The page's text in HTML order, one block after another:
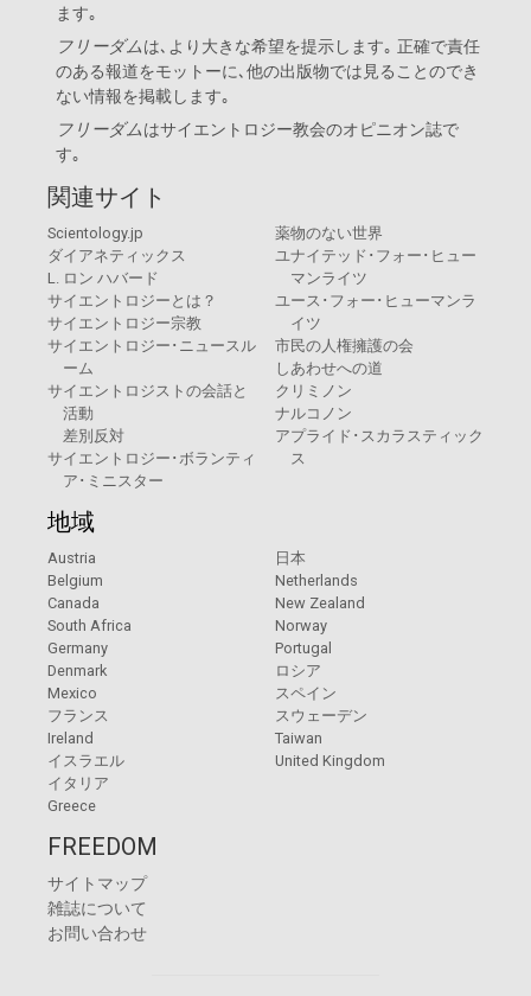
ます｡
フリーダムは､より大きな希望を提示します｡ 正確で責任
のある報道をモットーに､他の出版物では見ることのでき
ない情報を掲載します｡
フリーダムはサイエントロジー教会のオピニオン誌で
す｡
関連サイト
Scientology.jp
ダイアネティックス
L. ロン ハバード
サイエントロジーとは？
サイエントロジー宗教
サイエントロジー･ニュースル
ーム
サイエントロジストの会話と
活動
差別反対
サイエントロジー･ボランティ
ア･ミニスター
薬物のない世界
ユナイテッド･フォー･ヒュー
マンライツ
ユース･フォー･ヒューマンラ
イツ
市民の人権擁護の会
しあわせへの道
クリミノン
ナルコノン
アプライド･スカラスティック
ス
地域
Austria
Belgium
Canada
South Africa
Germany
Denmark
Mexico
フランス
Ireland
イスラエル
イタリア
Greece
日本
Netherlands
New Zealand
Norway
Portugal
ロシア
スペイン
スウェーデン
Taiwan
United Kingdom
FREEDOM
サイトマップ
雑誌について
お問い合わせ